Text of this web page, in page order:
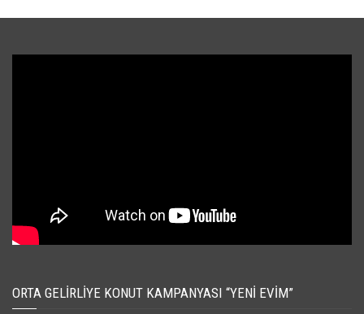
ORTA GELIRLIYE KONUT KAMPANYASI “YENI EVIM”